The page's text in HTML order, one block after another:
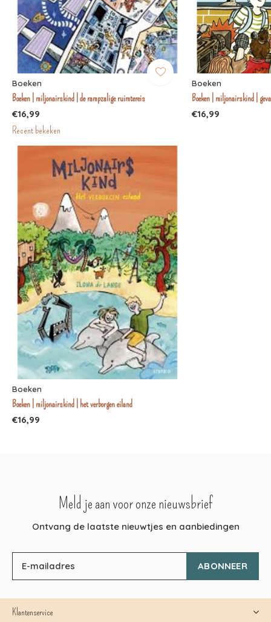
Boeken
Boeken | miljonairskind | de rampzalige ruimtereis
€16,99
Boeken
Boeken | miljonairskind |
€16,99
Recent bekeken
Boeken
Boeken | miljonairskind | het verborgen eiland
€16,99
Meld je aan voor onze nieuwsbrief
Ontvang de laatste nieuwtjes en aanbiedingen
ABONNEER
Klantenservice